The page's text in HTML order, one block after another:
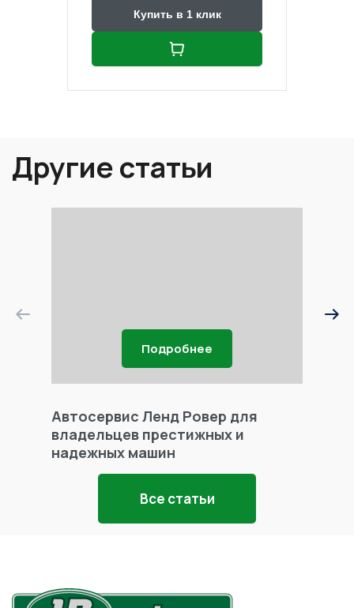
Купить в 1 клик
Другие статьи
Подробнее
Автосервис Ленд Ровер для
владельцев престижных и
надежных машин
Все статьи